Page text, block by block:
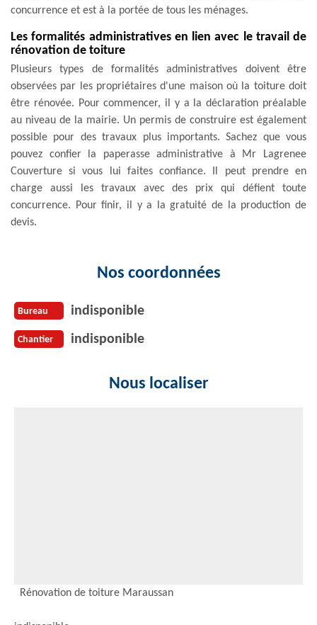
concurrence et est à la portée de tous les ménages.
Les formalités administratives en lien avec le travail de
rénovation de toiture
Plusieurs types de formalités administratives doivent être
observées par les propriétaires d'une maison où la toiture doit
être rénovée. Pour commencer, il y a la déclaration préalable
au niveau de la mairie. Un permis de construire est également
possible pour des travaux plus importants. Sachez que vous
pouvez confier la paperasse administrative à Mr Lagrenee
Couverture si vous lui faites confiance. Il peut prendre en
charge aussi les travaux avec des prix qui défient toute
concurrence. Pour finir, il y a la gratuité de la production de
devis.
Nos coordonnées
Bureau indisponible
Chantier indisponible
Nous localiser
Rénovation de toiture Maraussan